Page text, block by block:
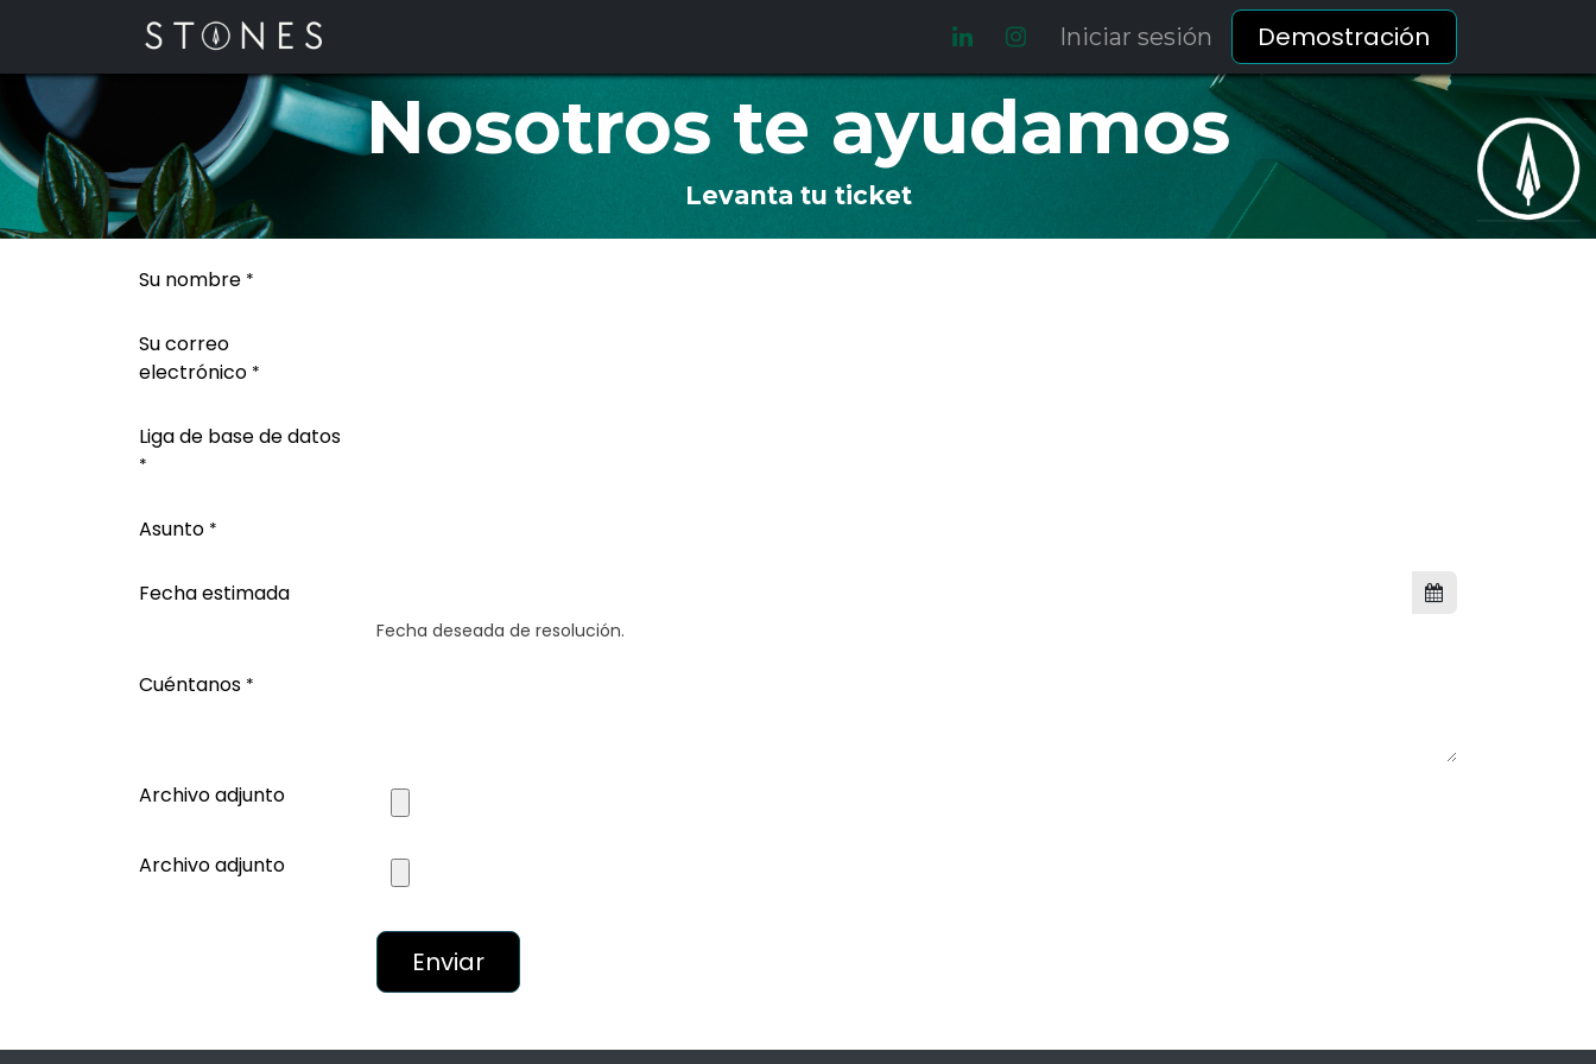
Ir al contenido
Iniciar sesión Demostración
Nosotros te ayudamos
Levanta tu ticket
Su nombre *
Su correo
electrónico *
Liga de base de datos
*
Asunto *
Fecha estimada
Fecha deseada de resolución.
Cuéntanos *
Archivo adjunto
Archivo adjunto
Enviar